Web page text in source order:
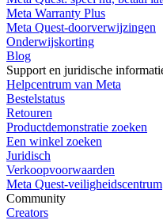
Meta Warranty Plus
Meta Quest-doorverwijzingen
Onderwijskorting
Blog
Support en juridische
Helpcentrum van Meta
Bestelstatus
Retouren
Productdemonstratie zoeken
Een winkel zoeken
Juridisch
Verkoopvoorwaarden
Meta Quest-veiligheidscentrum
Community
Creators